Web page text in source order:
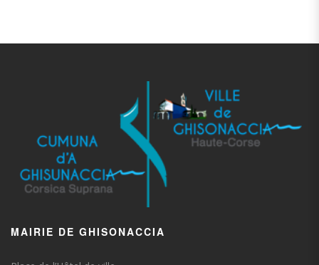
MAIRIE DE GHISONACCIA